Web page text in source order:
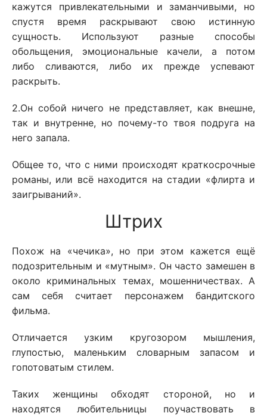
кажутся привлекательными и заманчивыми, но
спустя время раскрывают свою истинную
сущность. Используют разные способы
обольщения, эмоциональные качели, а потом
либо сливаются, либо их прежде успевают
раскрыть.
2.Он собой ничего не представляет, как внешне,
так и внутренне, но почему-то твоя подруга на
него запала.
Общее то, что с ними происходят краткосрочные
романы, или всё находится на стадии «флирта и
заигрываний».
Штрих
Похож на «чечика», но при этом кажется ещё
подозрительным и «мутным». Он часто замешен в
около криминальных темах, мошенничествах. А
сам себя считает персонажем бандитского
фильма.
Отличается узким кругозором мышления,
глупостью, маленьким словарным запасом и
гопотоватым стилем.
Таких женщины обходят стороной, но и
находятся любительницы поучаствовать в